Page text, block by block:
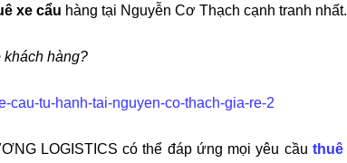
xe cẩu hàng tại Nguyễn Cơ Thạch cạnh tranh nhất.
khách hàng?
LOGISTICS có thể đáp ứng mọi yêu cầu thuê